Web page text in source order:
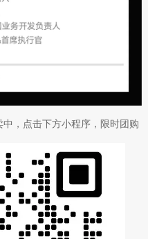
，点击下方小程序，限时团购